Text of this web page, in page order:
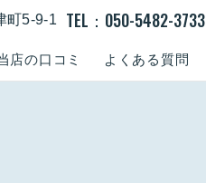
店の口コミ よくある質問
町5-9-1 TEL：050-5482-3733